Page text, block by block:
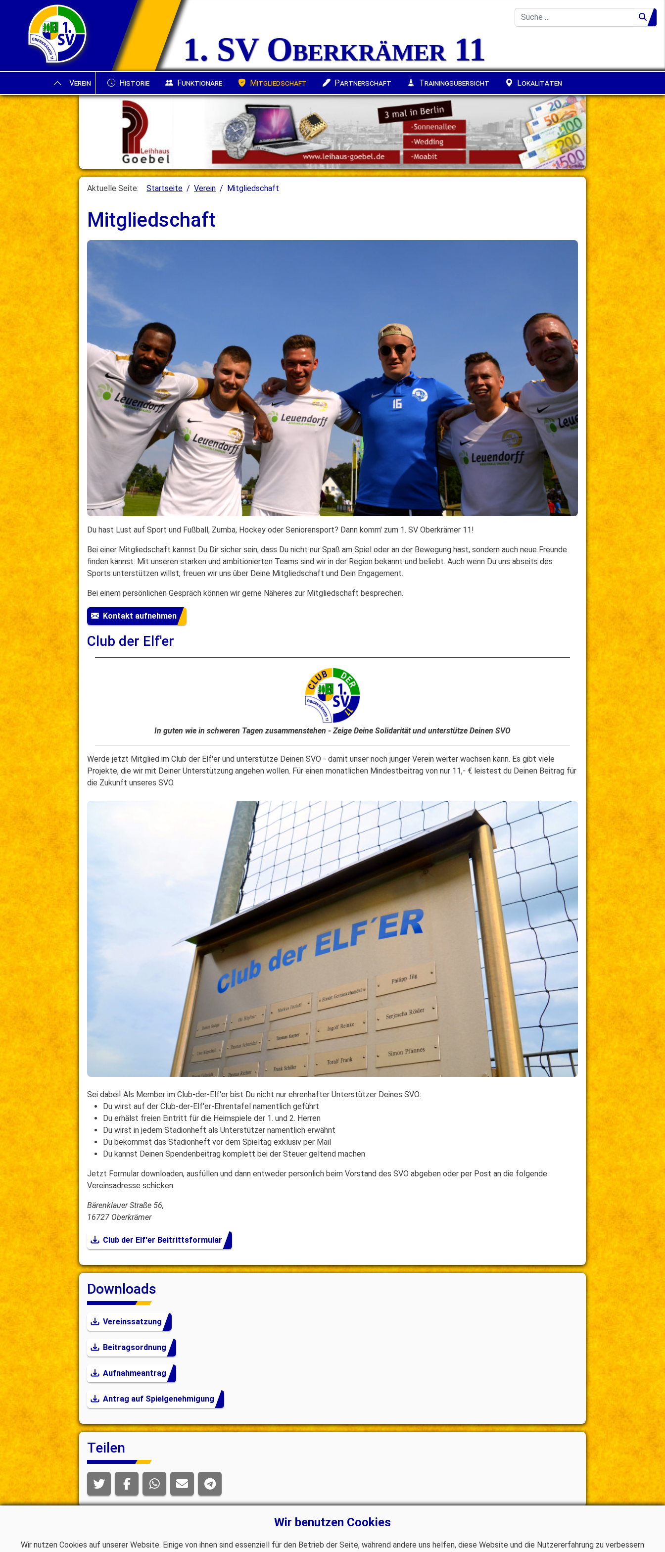
1. SV Oberkrämer 11
Suche
News Verein
Verein Historie Funktionäre Mitgliedschaft Partnerschaft Trainingsübersicht Lokalitäten
Fußball Hockey Zumba Seniorensport Fanblock Kontakt
Aktuelle Seite: Startseite Verein Mitgliedschaft
Mitgliedschaft
Du hast Lust auf Sport und Fußball, Zumba, Hockey oder Seniorensport? Dann komm' zum 1. SV Oberkrämer 11!
Bei einer Mitgliedschaft kannst Du Dir sicher sein, dass Du nicht nur Spaß am Spiel oder an der Bewegung hast, sondern auch neue Freunde
finden kannst. Mit unseren starken und ambitionierten Teams sind wir in der Region bekannt und beliebt. Auch wenn Du uns abseits des
Sports unterstützen willst, freuen wir uns über Deine Mitgliedschaft und Dein Engagement.
Bei einem persönlichen Gespräch können wir gerne Näheres zur Mitgliedschaft besprechen.
Kontakt aufnehmen
Club der Elf'er
In guten wie in schweren Tagen zusammenstehen - Zeige Deine Solidarität und unterstütze Deinen SVO
Werde jetzt Mitglied im Club der Elf'er und unterstütze Deinen SVO - damit unser noch junger Verein weiter wachsen kann. Es gibt viele
Projekte, die wir mit Deiner Unterstützung angehen wollen. Für einen monatlichen Mindestbeitrag von nur 11,- € leistest du Deinen Beitrag für
die Zukunft unseres SVO.
Sei dabei! Als Member im Club-der-Elf'er bist Du nicht nur ehrenhafter Unterstützer Deines SVO:
Du wirst auf der Club-der-Elf'er-Ehrentafel namentlich geführt
Du erhälst freien Eintritt für die Heimspiele der 1. und 2. Herren
Du wirst in jedem Stadionheft als Unterstützer namentlich erwähnt
Du bekommst das Stadionheft vor dem Spieltag exklusiv per Mail
Du kannst Deinen Spendenbeitrag komplett bei der Steuer geltend machen
Jetzt Formular downloaden, ausfüllen und dann entweder persönlich beim Vorstand des SVO abgeben oder per Post an die folgende
Vereinsadresse schicken:
Bärenklauer Straße 56,
16727 Oberkrämer
Club der Elf'er Beitrittsformular
Downloads
Vereinssatzung
Beitragsordnung
Aufnahmeantrag
Antrag auf Spielgenehmigung
Teilen
Wir benutzen Cookies
Wir nutzen Cookies auf unserer Website. Einige von ihnen sind essenziell für den Betrieb der Seite, während andere uns helfen, diese Website und die Nutzererfahrung zu verbessern